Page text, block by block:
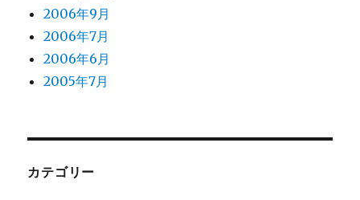
2006年9月
2006年7月
2006年6月
2005年7月
カテゴリー